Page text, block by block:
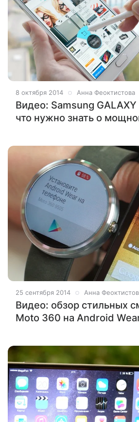
8 октября 2014 Анна Феоктистова
Видео: Samsung
что нужно знать о
25 сентября 2014 Анна
Видео: обзор стильных
Moto 360 на Android